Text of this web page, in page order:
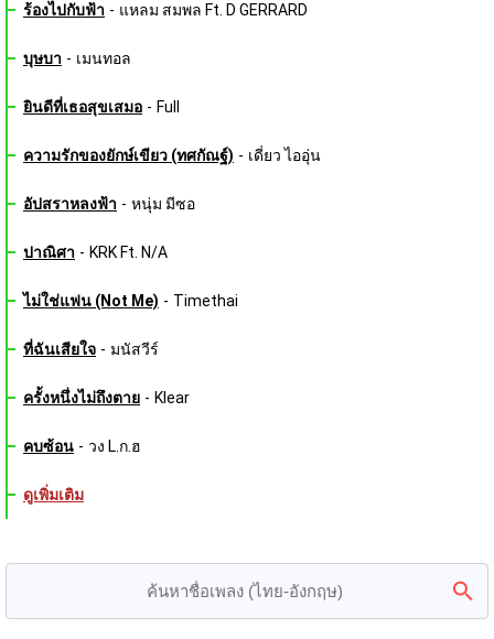
ร้องไปกับฟ้า - แหลม สมพล Ft. D GERRARD
บุษบา - เมนทอล
ยินดีที่เธอสุขเสมอ - Full
ความรักของยักษ์เขียว (ทศกัณฐ์) - เดี่ยว ไออุ่น
อัปสราหลงฟ้า - หนุ่ม มีซอ
ปาณิศา - KRK Ft. N/A
ไม่ใช่แฟน (Not Me) - Timethai
ที่ฉันเสียใจ - มนัสวีร์
ครั้งหนึ่งไม่ถึงตาย - Klear
คบซ้อน - วง L.ก.ฮ
ดูเพิ่มเติม